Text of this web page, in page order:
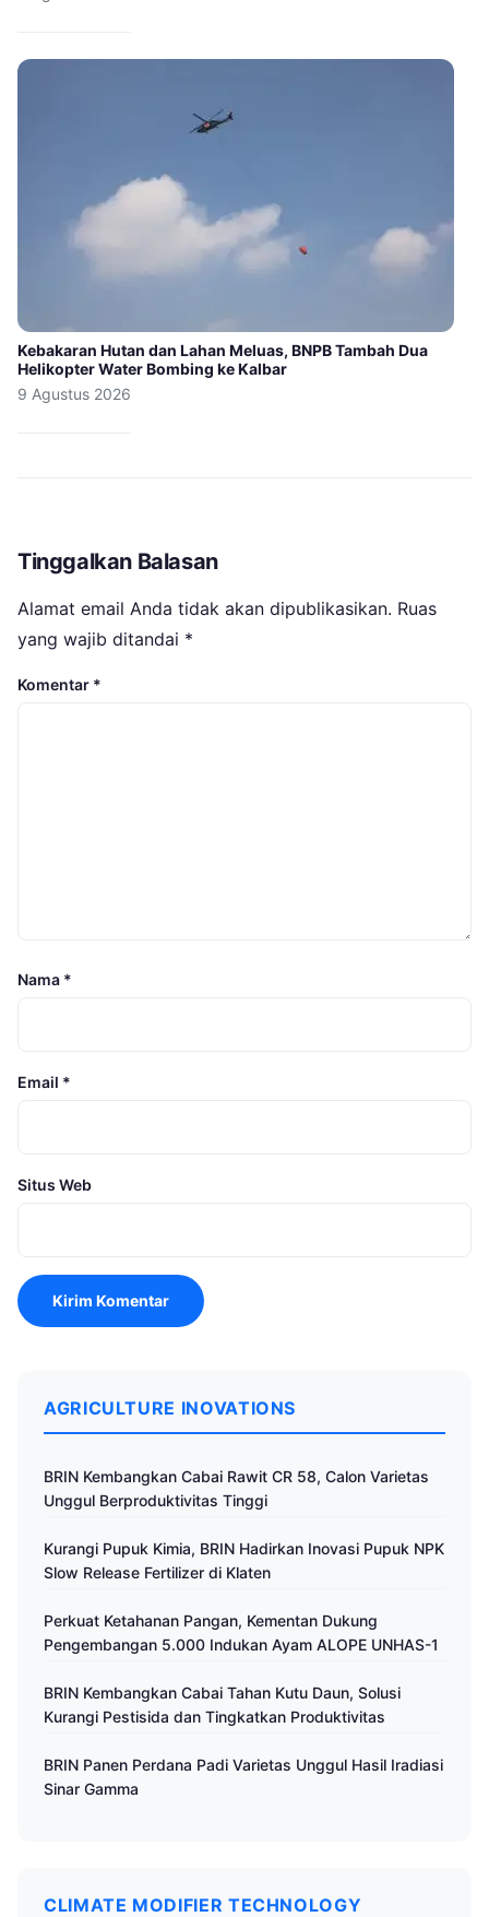
Kebakaran Hutan dan Lahan Meluas, BNPB Tambah Dua
Helikopter Water Bombing ke Kalbar
9 Agustus 2026
Tinggalkan Balasan
Alamat email Anda tidak akan dipublikasikan. Ruas
yang wajib ditandai *
Komentar *
Nama *
Email *
Situs Web
AGRICULTURE INOVATIONS
BRIN Kembangkan Cabai Rawit CR 58, Calon Varietas
Unggul Berproduktivitas Tinggi
Kurangi Pupuk Kimia, BRIN Hadirkan Inovasi Pupuk NPK
Slow Release Fertilizer di Klaten
Perkuat Ketahanan Pangan, Kementan Dukung
Pengembangan 5.000 Indukan Ayam ALOPE UNHAS-1
BRIN Kembangkan Cabai Tahan Kutu Daun, Solusi
Kurangi Pestisida dan Tingkatkan Produktivitas
BRIN Panen Perdana Padi Varietas Unggul Hasil Iradiasi
Sinar Gamma
CLIMATE MODIFIER TECHNOLOGY